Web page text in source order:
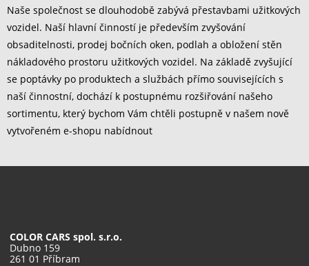
Naše společnost se dlouhodobě zabývá přestavbami užitkových
vozidel. Naší hlavní činností je především zvyšování
obsaditelnosti, prodej bočních oken, podlah a obložení stěn
nákladového prostoru užitkových vozidel. Na základě zvyšující
se poptávky po produktech a službách přímo souvisejících s
naší činnostní, dochází k postupnému rozšiřování našeho
sortimentu, který bychom Vám chtěli postupně v našem nově
vytvořeném e-shopu nabídnout
COLOR CARS spol. s.r.o.
Dubno 159
261 01 Příbram